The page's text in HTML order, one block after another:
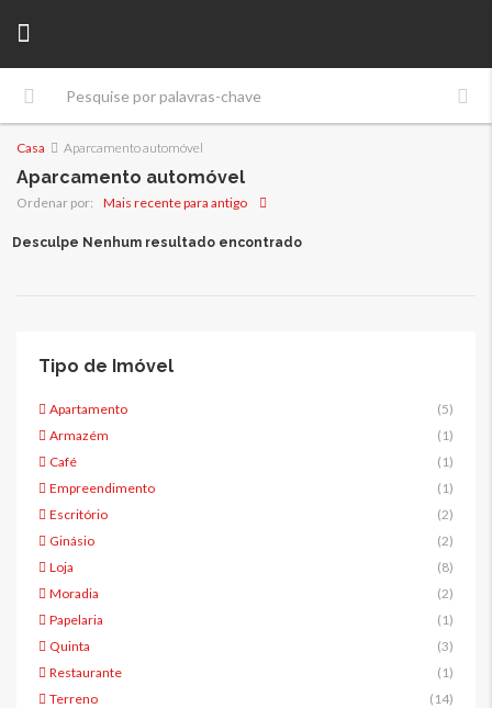
Casa Aparcamento automóvel
Aparcamento automóvel
Ordenar por: Mais recente para antigo
Desculpe Nenhum resultado encontrado
Tipo de Imóvel
Apartamento
(5)
Armazém
(1)
Café
(1)
Empreendimento
(1)
Escritório
(2)
Ginásio
(2)
Loja
(8)
Moradia
(2)
Papelaria
(1)
Quinta
(3)
Restaurante
(1)
Terreno
(14)